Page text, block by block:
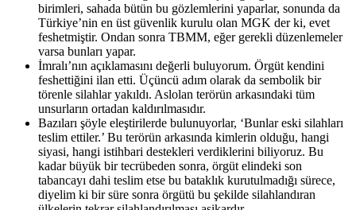
birimleri, sahada bütün bu gözlemlerini yaparlar, sonunda da
Türkiye’nin en üst güvenlik kurulu olan MGK der ki, evet
feshetmiştir. Ondan sonra TBMM, eğer gerekli düzenlemeler
varsa bunları yapar.
İmralı’nın açıklamasını değerli buluyorum. Örgüt kendini
feshettiğini ilan etti. Üçüncü adım olarak da sembolik bir
törenle silahlar yakıldı. Aslolan terörün arkasındaki tüm
unsurların ortadan kaldırılmasıdır.
Bazıları şöyle eleştirilerde bulunuyorlar, ‘Bunlar eski silahları
teslim ettiler.’ Bu terörün arkasında kimlerin olduğu, hangi
siyasi, hangi istihbari destekleri verdiklerini biliyoruz. Bu
kadar büyük bir tecrübeden sonra, örgüt elindeki son
tabancayı dahi teslim etse bu bataklık kurutulmadığı sürece,
diyelim ki bir süre sonra örgütü bu şekilde silahlandıran